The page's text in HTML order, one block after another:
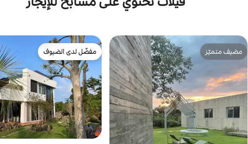
مضيف متميّز
مضيف متميّز
مفضّل لدى الضيوف
مفضّل لدى الضيوف